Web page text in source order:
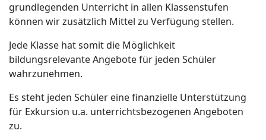
grundlegenden Unterricht in allen Klassenstufen
können wir zusätzlich Mittel zu Verfügung stellen.
Jede Klasse hat somit die Möglichkeit
bildungsrelevante Angebote für jeden Schüler
wahrzunehmen.
Es steht jeden Schüler eine finanzielle Unterstützung
für Exkursion u.a. unterrichtsbezogenen Angeboten
zu.